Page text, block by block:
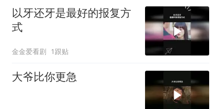
以牙还牙是最好的报复方
式
金金爱看剧 1跟贴
大爷比你更急